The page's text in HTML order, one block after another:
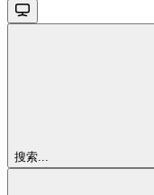
搜索...